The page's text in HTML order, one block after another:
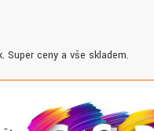
Super ceny a vše skladem.